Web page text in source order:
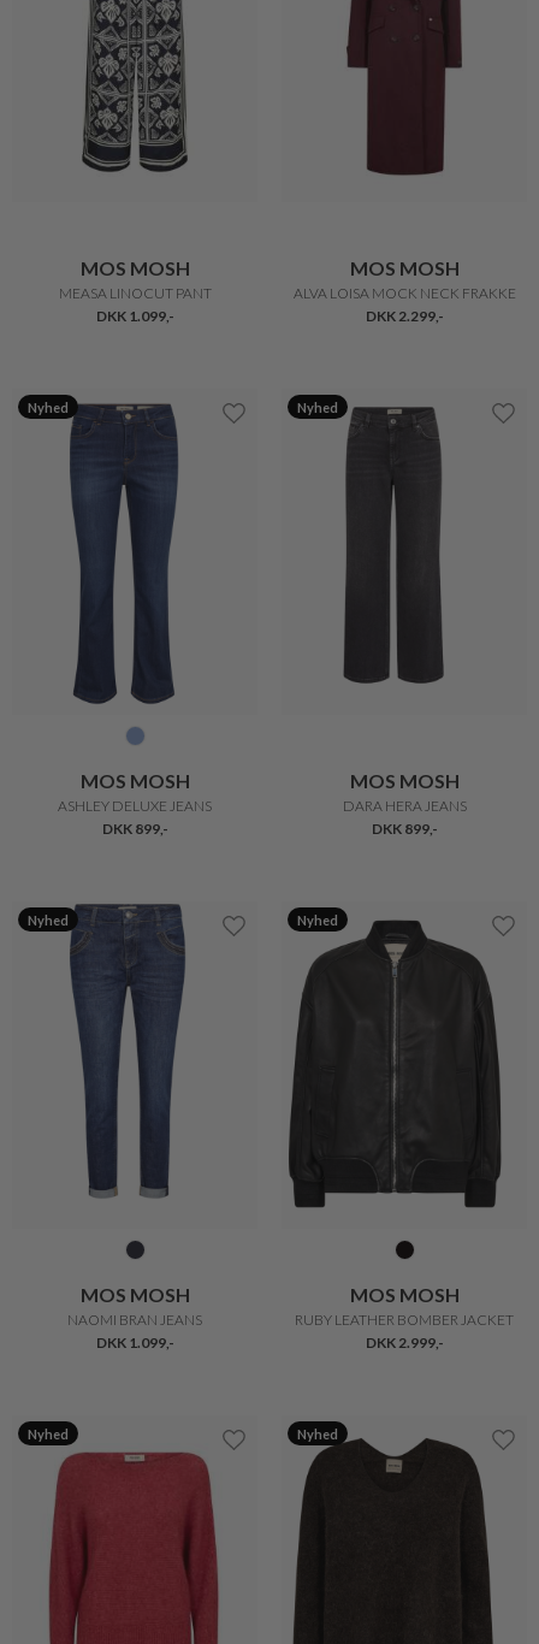
MOS MOSH
MEASA LINOCUT PANT
DKK 1.099,-
MOS MOSH
ALVA LOISA MOCK NECK FRAKKE
DKK 2.299,-
Nyhed
MOS MOSH
ASHLEY DELUXE JEANS
DKK 899,-
Nyhed
MOS MOSH
DARA HERA JEANS
DKK 899,-
Nyhed
MOS MOSH
NAOMI BRAN JEANS
DKK 1.099,-
Nyhed
MOS MOSH
RUBY LEATHER BOMBER JACKET
DKK 2.999,-
Nyhed Nyhed